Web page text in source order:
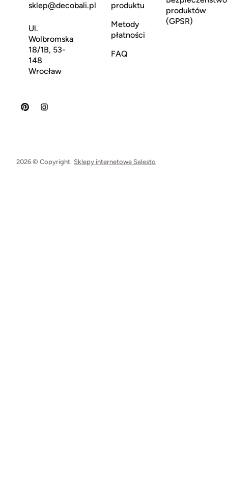
sklep@decobali.pl
Ul.
Wolbromska
18/1B, 53-
148
Wrocław
produktu
Metody
płatności
FAQ
produktów
(GPSR)
2026 © Copyright. Sklepy internetowe Selesto